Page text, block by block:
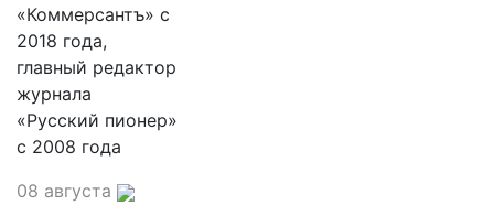
«Коммерсантъ» с
2018 года,
главный редактор
журнала
«Русский пионер»
с 2008 года
08 августа